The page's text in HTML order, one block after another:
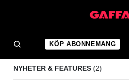
KÖP ABONNEMANG
NYHETER & FEATURES (2)